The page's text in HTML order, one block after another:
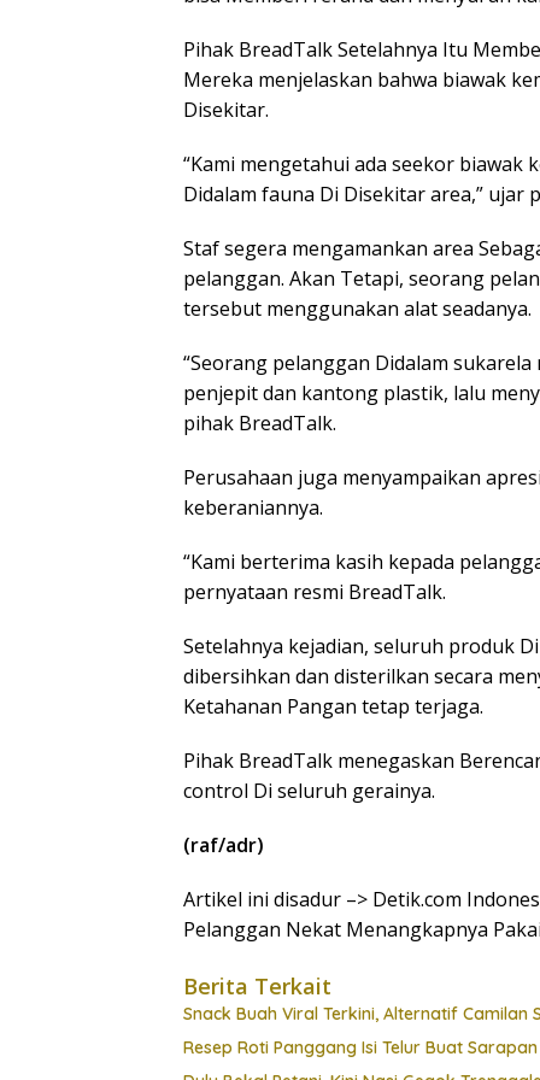
Pihak BreadTalk Setelahnya Itu
Mereka menjelaskan bahwa biawak
Disekitar.
“Kami mengetahui ada seekor biawak
Didalam fauna Di Disekitar area,” ujar
Staf segera mengamankan area
pelanggan. Akan Tetapi, seorang
tersebut menggunakan alat seadanya.
“Seorang pelanggan Didalam
penjepit dan kantong plastik, lalu
pihak BreadTalk.
Perusahaan juga menyampaikan
keberaniannya.
“Kami berterima kasih kepada
pernyataan resmi BreadTalk.
Setelahnya kejadian, seluruh produk
dibersihkan dan disterilkan secara
Ketahanan Pangan tetap terjaga.
Pihak BreadTalk menegaskan
control Di seluruh gerainya.
(raf/adr)
Artikel ini disadur –> Detik.com
Pelanggan Nekat Menangkapnya
Berita Terkait
Snack Buah Viral Terkini, Alternatif Camilan
Resep Roti Panggang Isi Telur Buat